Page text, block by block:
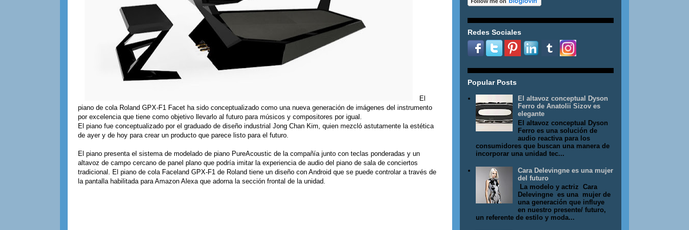
El
piano de cola Roland GPX-F1 Facet ha sido conceptualizado como una nueva generación de imágenes del instrumento
por excelencia que tiene como objetivo llevarlo al futuro para músicos y compositores por igual.
El piano fue conceptualizado por el graduado de diseño industrial Jong Chan Kim, quien mezcló astutamente la estética
de ayer y de hoy para crear un producto que parece listo para el futuro.
El piano presenta el sistema de modelado de piano PureAcoustic de la compañía junto con teclas ponderadas y un
altavoz de campo cercano de panel plano que podría imitar la experiencia de audio del piano de sala de conciertos
tradicional. El piano de cola Faceland GPX-F1 de Roland tiene un diseño con Android que se puede controlar a través de
la pantalla habilitada para Amazon Alexa que adorna la sección frontal de la unidad.
Redes Sociales
Popular Posts
El altavoz conceptual Dyson
Ferro de Anatolii Sizov es
elegante
El altavoz conceptual Dyson
Ferro es una solución de
audio reactiva para los
consumidores que buscan una manera de
incorporar una unidad tec...
Cara Delevingne es una mujer
del futuro
La modelo y actriz Cara
Delevingne es una mujer de
una generación que influye
en nuestro presente/ futuro,
un referente de estilo y moda...